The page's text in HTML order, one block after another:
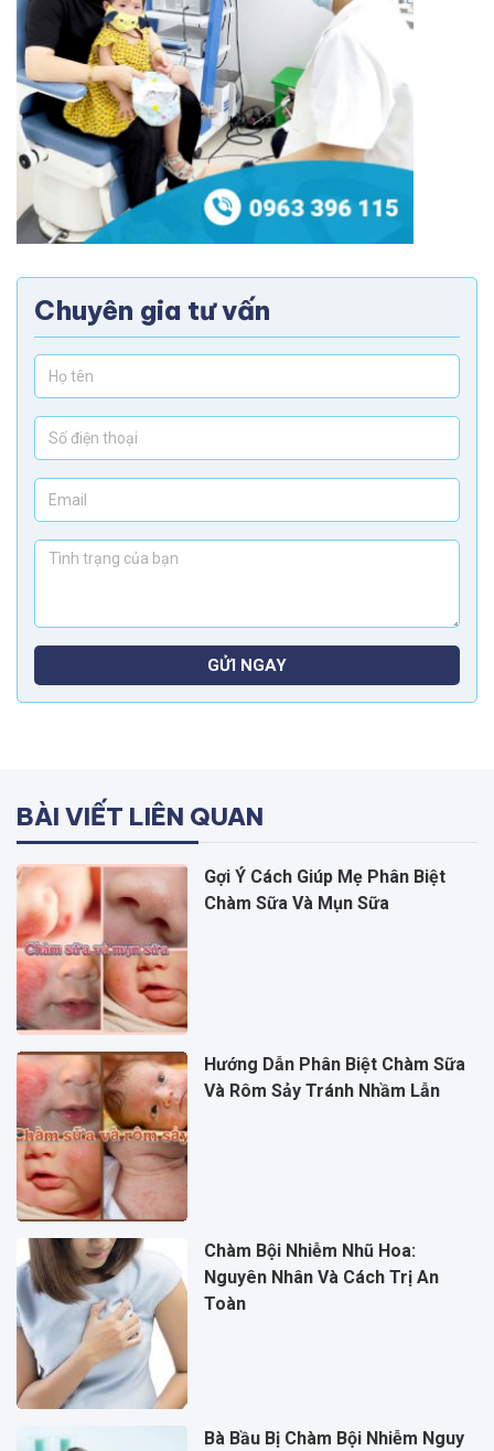
Chuyên gia tư vấn
GỬI NGAY
BÀI VIẾT LIÊN QUAN
Gợi Ý Cách Giúp Mẹ Phân Biệt
Chàm Sữa Và Mụn Sữa
Hướng Dẫn Phân Biệt Chàm Sữa
Và Rôm Sảy Tránh Nhầm Lẫn
Chàm Bội Nhiễm Nhũ Hoa:
Nguyên Nhân Và Cách Trị An
Toàn
Bà Bầu Bị Chàm Bội Nhiễm Nguy